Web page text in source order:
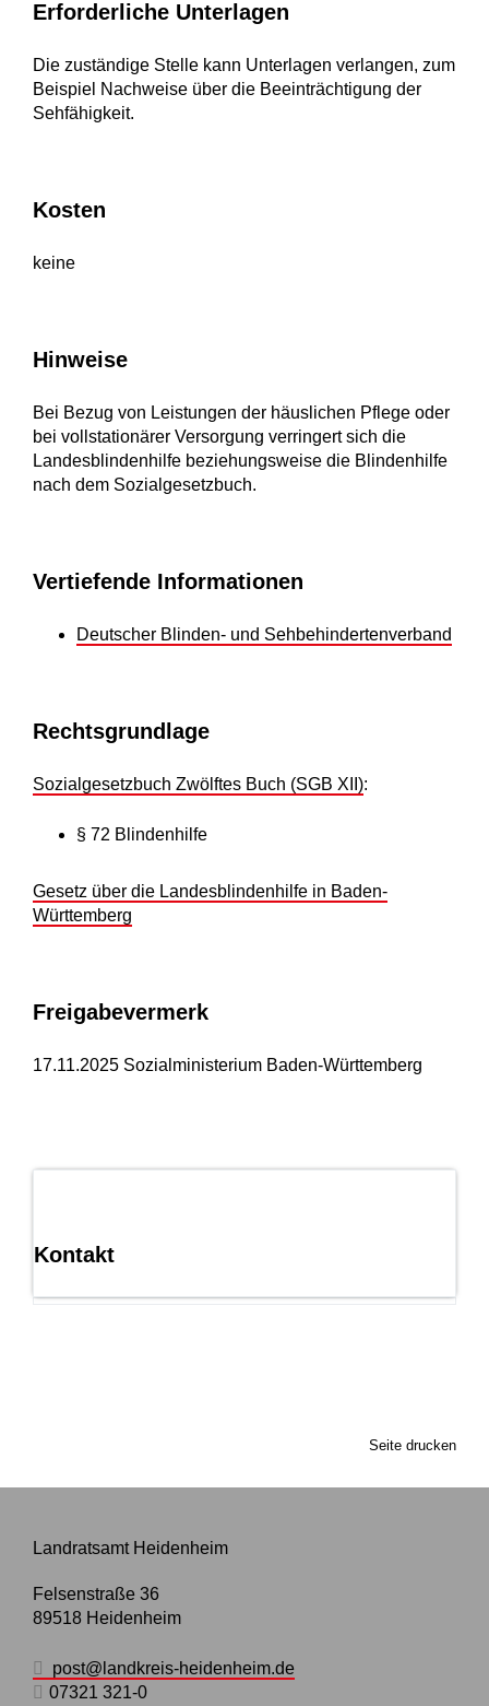
Kontakt
Erforderliche Unterlagen
Die zuständige Stelle kann Unterlagen verlangen, zum
Beispiel Nachweise über die Beeinträchtigung der
Sehfähigkeit.
Kosten
keine
Hinweise
Bei Bezug von Leistungen der häuslichen Pflege oder
bei vollstationärer Versorgung verringert sich die
Landesblindenhilfe beziehungsweise die Blindenhilfe
nach dem Sozialgesetzbuch.
Vertiefende Informationen
Deutscher Blinden- und Sehbehindertenverband
Rechtsgrundlage
Sozialgesetzbuch Zwölftes Buch (SGB XII):
§ 72 Blindenhilfe
Gesetz über die Landesblindenhilfe in Baden-
Württemberg
Freigabevermerk
17.11.2025 Sozialministerium Baden-Württemberg
Seite drucken
Landratsamt Heidenheim
Felsenstraße 36
89518 Heidenheim
post@landkreis-heidenheim.de
07321 321-0